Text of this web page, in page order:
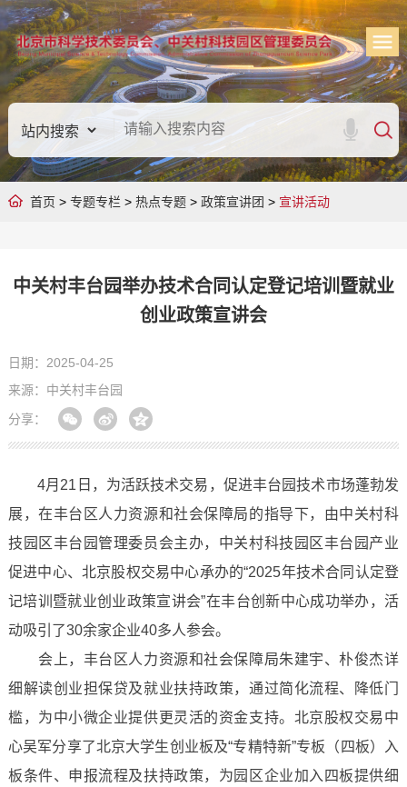
首页 > 专题专栏 > 热点专题> 政策宣讲团 > 宣讲活动
中关村丰台园举办技术合同认定登记培训暨就业
创业政策宣讲会
日期：2025-04-25
来源：中关村丰台园
分享：
4月21日，为活跃技术交易，促进丰台园技术市场蓬勃发
展，在丰台区人力资源和社会保障局的指导下，由中关村科
技园区丰台园管理委员会主办，中关村科技园区丰台园产业
促进中心、北京股权交易中心承办的“2025年技术合同认定登
记培训暨就业创业政策宣讲会”在丰台创新中心成功举办，活
动吸引了30余家企业40多人参会。
会上，丰台区人力资源和社会保障局朱建宇、朴俊杰详
细解读创业担保贷及就业扶持政策，通过简化流程、降低门
槛，为中小微企业提供更灵活的资金支持。北京股权交易中
心吴军分享了北京大学生创业板及“专精特新”专板（四板）入
板条件、申报流程及扶持政策，为园区企业加入四板提供细